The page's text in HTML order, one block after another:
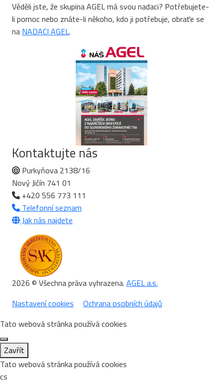
Věděli jste, že skupina AGEL má svou nadaci? Potřebujete-
li pomoc nebo znáte-li někoho, kdo ji potřebuje, obraťe se
na NADACI AGEL.
Kontaktujte nás
Purkyňova 2138/16
Nový Jičín 741 01
+420 556 773 111
Telefonní seznam
Jak nás najdete
2026 © Všechna práva vyhrazena. AGEL a.s.
Nastavení cookies
Ochrana osobních údajů
Tato webová stránka používá cookies
Zavřít
Tato webová stránka používá cookies
cs